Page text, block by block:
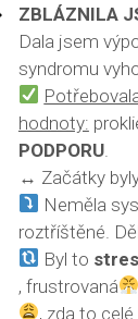
ZBLÁZNILA
Dala jsem
syndromu
hodnoty:
PODPORU.
↔️ Začátky
Neměla
roztříštěné.
Byl to stres
, frustrovaná
, zda to